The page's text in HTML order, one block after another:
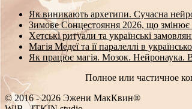
Як виникають архетипи. Сучасна
Зимове Сонцестояння 2026, що змінює
Хетські ритуали та українські
Магія Медеї та її паралеллі в
Як працює магія. Мозок. Нейронаука.
Полное или частичное
© 2016 - 2026 Эжени МакКвин®